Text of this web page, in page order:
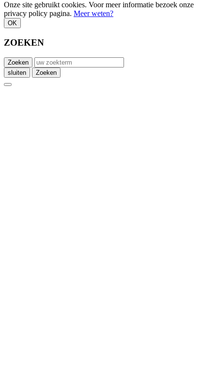
Onze site gebruikt cookies. Voor meer informatie bezoek onze
privacy policy pagina. Meer weten?
OK
ZOEKEN
Zoeken
sluiten
Zoeken